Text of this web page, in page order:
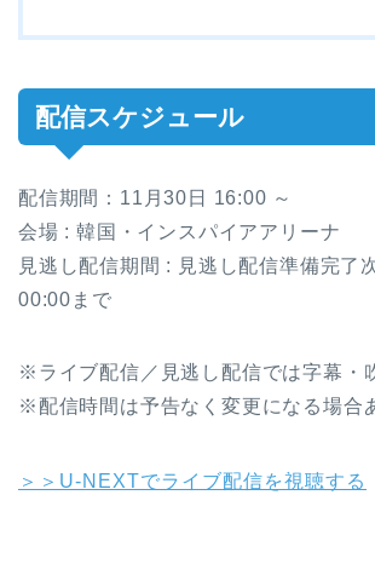
配信スケジュール
配信期間：11月30日 16:00 ～
会場 : 韓国・インスパイアアリーナ
見逃し配信期間 : 見逃し配信準備完了
00:00まで
※ライブ配信／見逃し配信では字幕・
※配信時間は予告なく変更になる場合
＞＞U-NEXTでライブ配信を視聴する